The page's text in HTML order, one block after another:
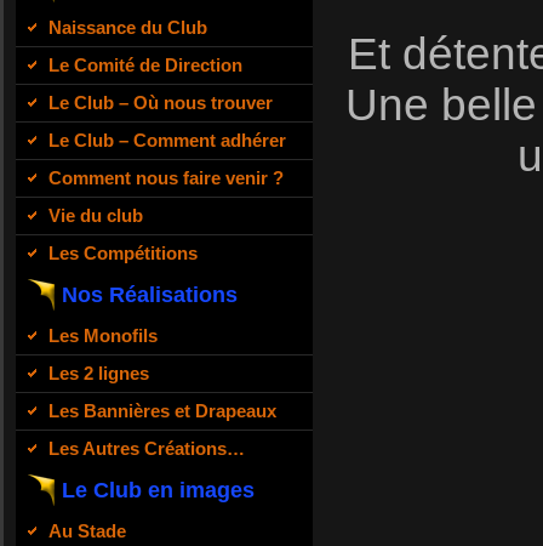
Naissance du Club
Le Comité de Direction
Le Club – Où nous trouver
Le Club – Comment adhérer
Comment nous faire venir ?
Vie du club
Les Compétitions
Nos Réalisations
Les Monofils
Les 2 lignes
Les Bannières et Drapeaux
Les Autres Créations…
Le Club en images
Au Stade
Et
Une